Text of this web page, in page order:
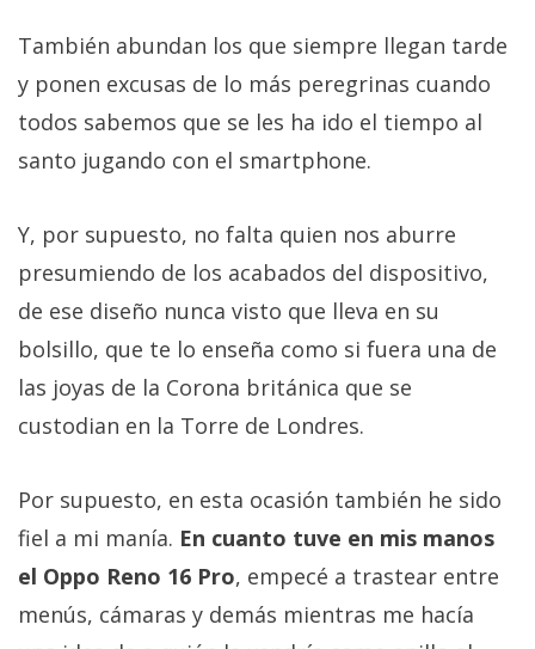
También abundan los que siempre llegan tarde
y ponen excusas de lo más peregrinas cuando
todos sabemos que se les ha ido el tiempo al
santo jugando con el smartphone.
Y, por supuesto, no falta quien nos aburre
presumiendo de los acabados del dispositivo,
de ese diseño nunca visto que lleva en su
bolsillo, que te lo enseña como si fuera una de
las joyas de la Corona británica que se
custodian en la Torre de Londres.
Por supuesto, en esta ocasión también he sido
fiel a mi manía. En cuanto tuve en mis manos
el Oppo Reno 16 Pro, empecé a trastear entre
menús, cámaras y demás mientras me hacía